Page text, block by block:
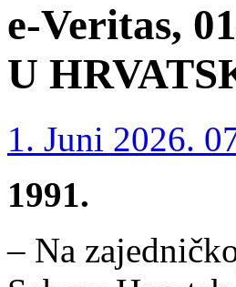
e-Veritas,
U
1. Juni 2026.
1991.
– Na